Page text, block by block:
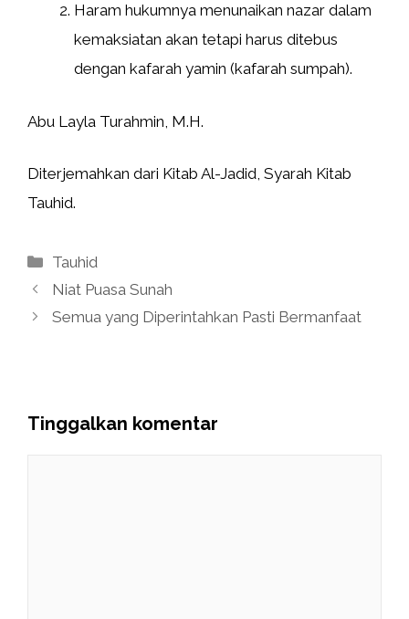
Haram hukumnya menunaikan nazar dalam
kemaksiatan akan tetapi harus ditebus
dengan kafarah yamin (kafarah sumpah).
Abu Layla Turahmin, M.H.
Diterjemahkan dari Kitab Al-Jadid, Syarah Kitab
Tauhid.
Kategori
Tauhid
Niat Puasa Sunah
Semua yang Diperintahkan Pasti Bermanfaat
Tinggalkan komentar